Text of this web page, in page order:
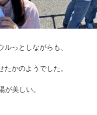
っとしながらも、
かのようでした。
が美しい。